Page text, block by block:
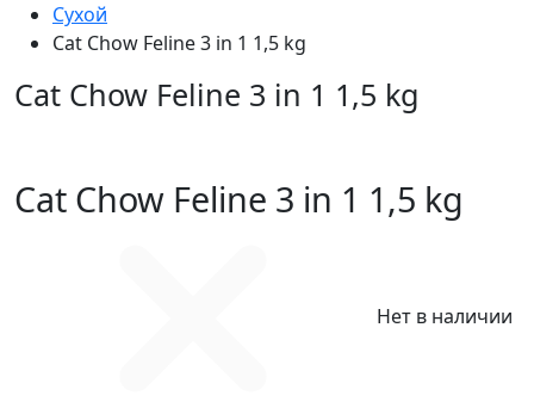
Сухой
Cat Chow Feline 3 in 1 1,5 kg
Cat Chow Feline 3 in 1 1,5 kg
Cat Chow Feline 3 in 1 1,5 kg
Нет в наличии